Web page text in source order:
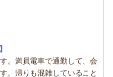
。満員電車で通勤して、会
。帰りも混雑していること